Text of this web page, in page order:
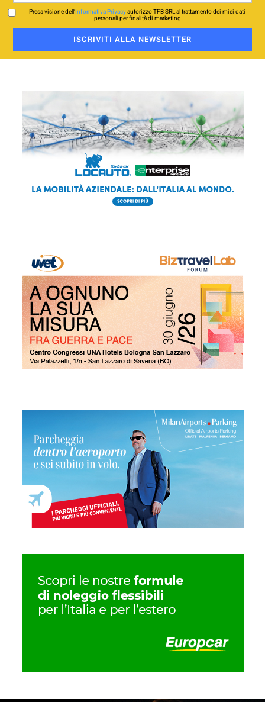
Presa visione dell’Informativa Privacyautorizzo TFB SRL al trattamento dei miei dati
personali per finalità di marketing
ISCRIVITI ALLA NEWSLETTER